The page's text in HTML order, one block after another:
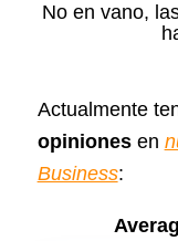
No en vano,
Actualmente
opiniones en
Business: